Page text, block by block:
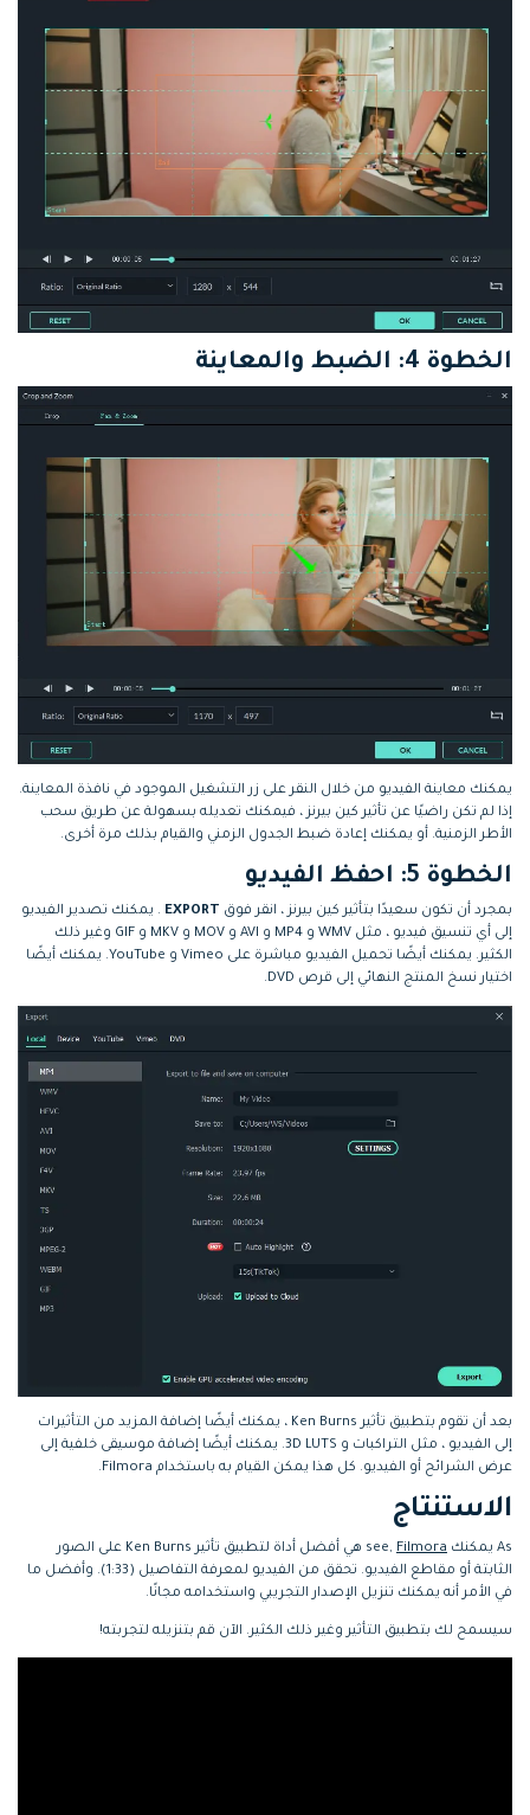
الخطوة 4: الضبط والمعاينة
يمكنك معاينة الفيديو من خلال النقر على زر التشغيل الموجود في نافذة المعاينة.
إذا لم تكن راضيًا عن تأثير كين بيرنز ، فيمكنك تعديله بسهولة عن طريق سحب
الأطر الزمنية. أو يمكنك إعادة ضبط الجدول الزمني والقيام بذلك مرة أخرى.
الخطوة 5: احفظ الفيديو
بمجرد أن تكون سعيدًا بتأثير كين بيرنز ، انقر فوق EXPORT . يمكنك تصدير الفيديو
إلى أي تنسيق فيديو ، مثل WMV و MP4 و AVI و MOV و MKV و GIF وغير ذلك
الكثير. يمكنك أيضًا تحميل الفيديو مباشرة على Vimeo و YouTube. يمكنك أيضًا
اختيار نسخ المنتج النهائي إلى قرص DVD.
بعد أن تقوم بتطبيق تأثير Ken Burns ، يمكنك أيضًا إضافة المزيد من التأثيرات
إلى الفيديو ، مثل التراكبات و 3D LUTS. يمكنك أيضًا إضافة موسيقى خلفية إلى
عرض الشرائح أو الفيديو. كل هذا يمكن القيام به باستخدام Filmora.
الاستنتاج
As يمكنك see, Filmora
هي أفضل أداة لتطبيق تأثير Ken Burns على الصور
الثابتة أو مقاطع الفيديو. تحقق من الفيديو لمعرفة التفاصيل (1:33). وأفضل ما
في الأمر أنه يمكنك تنزيل الإصدار التجريبي واستخدامه مجانًا.
سيسمح لك بتطبيق التأثير وغير ذلك الكثير. الآن قم بتنزيله لتجربته!